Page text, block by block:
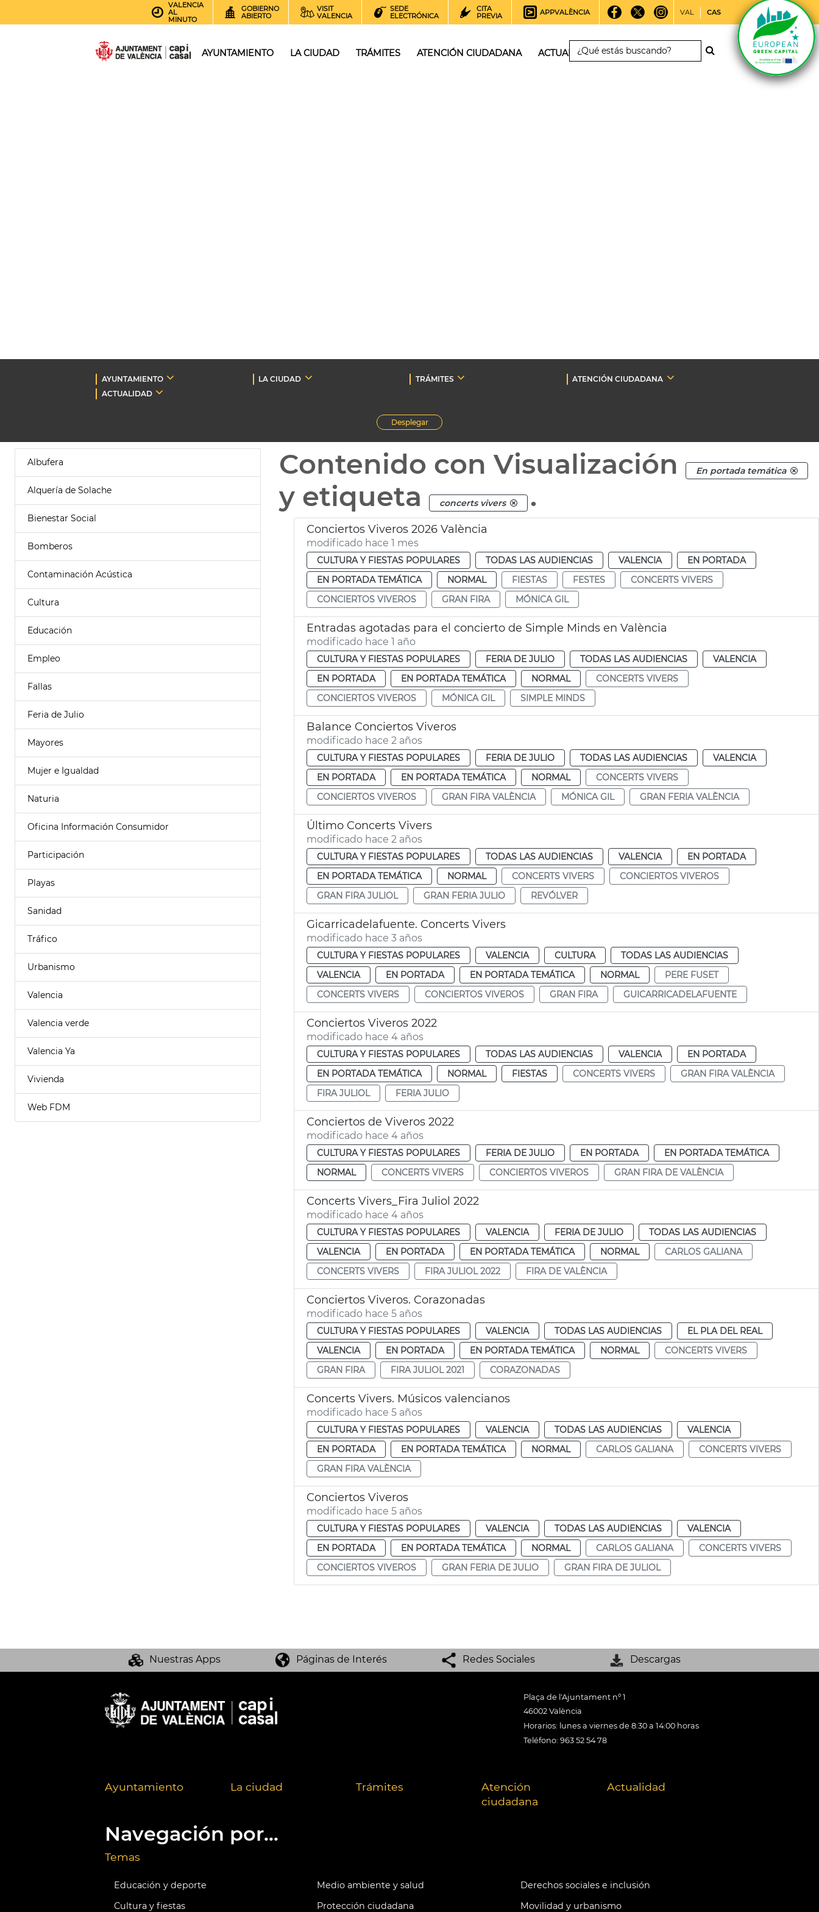
VALENCIA
AL
MINUTO
GOBIERNO
ABIERTO
VISIT
VALENCIA
SEDE
ELECTRÓNICA
CITA
PREVIA
APPVALÈNCIA VAL CAS
AYUNTAMIENTO LA CIUDAD TRÁMITES ATENCIÓN CIUDADANA ACTUALIDAD
AYUNTAMIENTO LA CIUDAD TRÁMITES
ATENCIÓN CIUDADANA
ACTUALIDAD
Desplegar
Albufera
Alquería de Solache
Bienestar Social
Bomberos
Contaminación Acústica
Cultura
Educación
Empleo
Fallas
Feria de Julio
Mayores
Mujer e Igualdad
Naturia
Oficina Información Consumidor
Participación
Playas
Sanidad
Tráfico
Urbanismo
Valencia
Valencia verde
Valencia Ya
Vivienda
Web FDM
Contenido con Visualización En portada temática
y etiqueta concerts vivers .
Conciertos Viveros 2026 València
modificado hace 1 mes
CULTURA Y FIESTAS POPULARES TODAS LAS AUDIENCIAS VALENCIA
EN PORTADA
EN PORTADA TEMÁTICA
NORMAL FIESTAS FESTES
CONCERTS VIVERS
CONCIERTOS VIVEROS
GRAN FIRA MÓNICA GIL
Entradas agotadas para el concierto de Simple Minds en València
modificado hace 1 año
CULTURA Y FIESTAS POPULARES FERIA DE JULIO TODAS LAS AUDIENCIAS
VALENCIA
EN PORTADA
EN PORTADA TEMÁTICA NORMAL
CONCERTS VIVERS
CONCIERTOS VIVEROS
MÓNICA GIL SIMPLE MINDS
Balance Conciertos Viveros
modificado hace 2 años
CULTURA Y FIESTAS POPULARES FERIA DE JULIO TODAS LAS AUDIENCIAS
VALENCIA
EN PORTADA
EN PORTADA TEMÁTICA NORMAL
CONCERTS VIVERS
CONCIERTOS VIVEROS
GRAN FIRA VALÈNCIA MÓNICA GIL GRAN FERIA VALÈNCIA
Último Concerts Vivers
modificado hace 2 años
CULTURA Y FIESTAS POPULARES TODAS LAS AUDIENCIAS VALENCIA
EN PORTADA
EN PORTADA TEMÁTICA
NORMAL CONCERTS VIVERS
CONCIERTOS VIVEROS
GRAN FIRA JULIOL
GRAN FERIA JULIO REVÓLVER
Gicarricadelafuente. Concerts Vivers
modificado hace 3 años
CULTURA Y FIESTAS POPULARES VALENCIA CULTURA
TODAS LAS AUDIENCIAS
VALENCIA
EN PORTADA EN PORTADA TEMÁTICA NORMAL
PERE FUSET
CONCERTS VIVERS
CONCIERTOS VIVEROS GRAN FIRA GUICARRICADELAFUENTE
Conciertos Viveros 2022
modificado hace 4 años
CULTURA Y FIESTAS POPULARES TODAS LAS AUDIENCIAS VALENCIA
EN PORTADA
EN PORTADA TEMÁTICA
NORMAL FIESTAS CONCERTS VIVERS
GRAN FIRA VALÈNCIA
FIRA JULIOL
FERIA JULIO
Conciertos de Viveros 2022
modificado hace 4 años
CULTURA Y FIESTAS POPULARES FERIA DE JULIO EN PORTADA
EN PORTADA TEMÁTICA
NORMAL
CONCERTS VIVERS CONCIERTOS VIVEROS GRAN FIRA DE VALÈNCIA
Concerts Vivers_Fira Juliol 2022
modificado hace 4 años
CULTURA Y FIESTAS POPULARES VALENCIA FERIA DE JULIO
TODAS LAS AUDIENCIAS
VALENCIA
EN PORTADA EN PORTADA TEMÁTICA NORMAL
CARLOS GALIANA
CONCERTS VIVERS
FIRA JULIOL 2022 FIRA DE VALÈNCIA
Conciertos Viveros. Corazonadas
modificado hace 5 años
CULTURA Y FIESTAS POPULARES VALENCIA TODAS LAS AUDIENCIAS
EL PLA DEL REAL
VALENCIA
EN PORTADA EN PORTADA TEMÁTICA NORMAL
CONCERTS VIVERS
GRAN FIRA
FIRA JULIOL 2021 CORAZONADAS
Concerts Vivers. Músicos valencianos
modificado hace 5 años
CULTURA Y FIESTAS POPULARES VALENCIA TODAS LAS AUDIENCIAS
VALENCIA
EN PORTADA
EN PORTADA TEMÁTICA NORMAL CARLOS GALIANA
CONCERTS VIVERS
GRAN FIRA VALÈNCIA
Conciertos Viveros
modificado hace 5 años
CULTURA Y FIESTAS POPULARES VALENCIA TODAS LAS AUDIENCIAS
VALENCIA
EN PORTADA
EN PORTADA TEMÁTICA NORMAL CARLOS GALIANA
CONCERTS VIVERS
CONCIERTOS VIVEROS
GRAN FERIA DE JULIO GRAN FIRA DE JULIOL
Nuestras Apps Páginas de Interés Redes Sociales Descargas
Plaça de l'Ajuntament nº 1
46002 València
Horarios: lunes a viernes de 8:30 a 14:00 horas
Teléfono: 963 52 54 78
Ayuntamiento La ciudad Trámites
Atención
ciudadana
Actualidad
Navegación por...
Temas
Educación y deporte Medio ambiente y salud
Derechos sociales e inclusión
Cultura y fiestas
Protección ciudadana Movilidad y urbanismo